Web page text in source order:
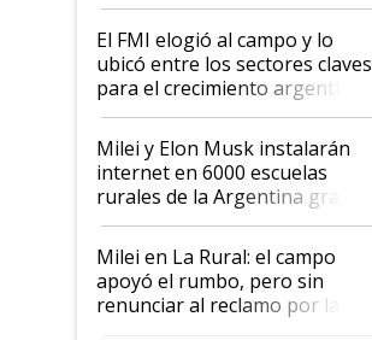
de Milei
El FMI elogió al campo y lo
ubicó entre los sectores claves
para el crecimiento argentino
Milei y Elon Musk instalarán
internet en 6000 escuelas
rurales de la Argentina gracias
a un acuerdo con Starlink
Milei en La Rural: el campo
apoyó el rumbo, pero sin
renunciar al reclamo por las